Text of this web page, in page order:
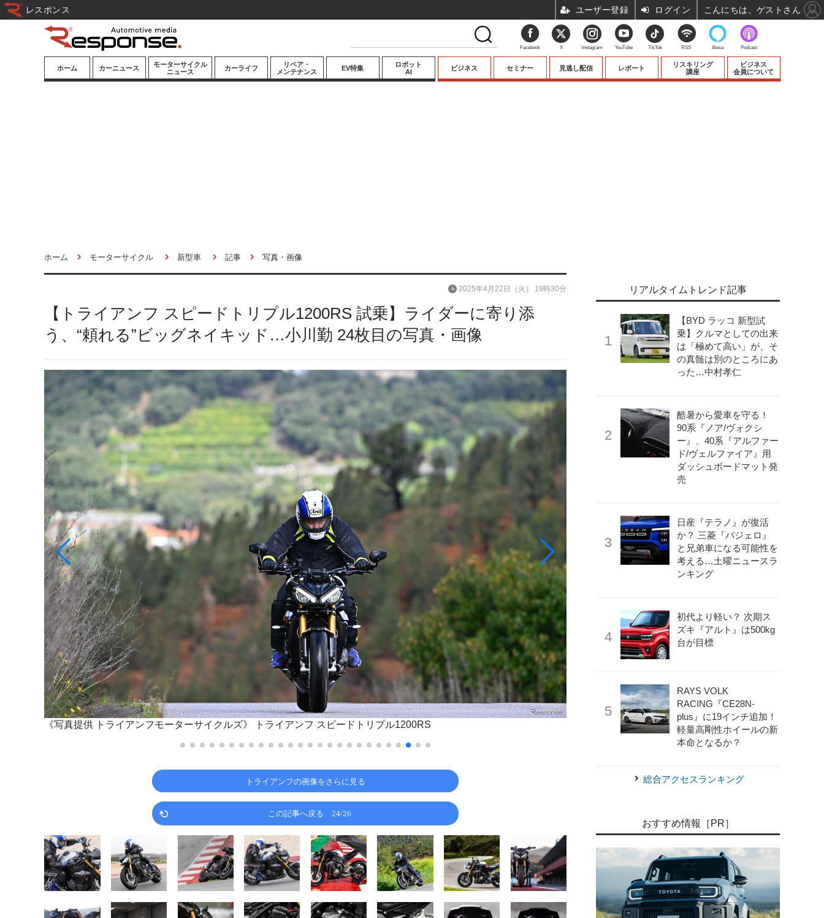
ホーム カーニュース
モーターサイクル
ニュース
カーライフ
リペア・
メンテナンス
EV特集
ロボット
AI
ビジネス セミナー 見逃し配信 レポート
リスキリング
講座
ビジネス
会員について
ホーム モーターサイクル 新型車 記事 写真・画像
【トライアンフ スピードトリプル1200RS 試乗】ライダーに寄り添
う、“頼れる”ビッグネイキッド…小川勤 24枚目の写真・画像
2025年4月22日（火） 19時30分
《写真提供 トライアンフモーターサイクルズ》 トライアンフ スピードトリプル1200RS 《写真提供 トライアンフモーターサイクルズ》
トライアンフの画像をさらに見る
この記事へ戻る 24/26
リアルタイムトレンド記事
【BYD ラッコ 新型試
乗】クルマとしての出来
は「極めて高い」が、そ
の真髄は別のところにあ
った…中村孝仁
酷暑から愛車を守る！
90系『ノア/ヴォクシ
ー』、40系『アルファー
ド/ヴェルファイア』用
ダッシュボードマット発
売
日産『テラノ』が復活
か？ 三菱『パジェロ』
と兄弟車になる可能性を
考える…土曜ニュースラ
ンキング
初代より軽い？ 次期ス
ズキ『アルト』は500kg
台が目標
RAYS VOLK
RACING『CE28N-
plus』に19インチ追加！
軽量高剛性ホイールの新
本命となるか？
総合アクセスランキング
おすすめ情報［PR］
Facebook X Instagram YouTube TikTok RSS Alexa Podcast
レスポンス ユーザー登録 ログイン こんにちは、ゲストさん